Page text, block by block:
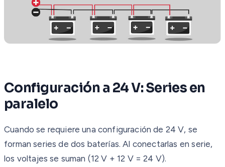
Configuración a 24 V: Series en
paralelo
Cuando se requiere una configuración de 24 V, se
forman series de dos baterías. Al conectarlas en serie,
los voltajes se suman (12 V + 12 V = 24 V).